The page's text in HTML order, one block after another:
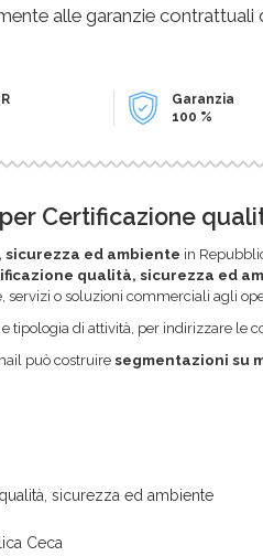
alle garanzie contrattuali
Garanzia
100 %
Certificazione
ed ambiente in
qualità, sicurezza ed
o soluzioni commerciali agli
tipologia di attività, per indirizzare le
può costruire segmentazioni su
sicurezza ed ambiente
Ceca